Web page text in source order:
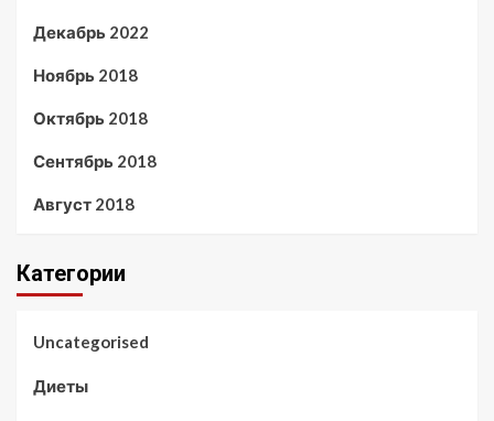
Декабрь 2022
Ноябрь 2018
Октябрь 2018
Сентябрь 2018
Август 2018
Категории
Uncategorised
Диеты